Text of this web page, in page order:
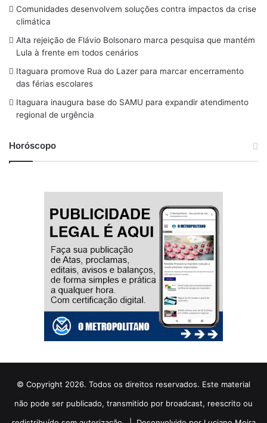
b
o
o
k
a
d
s
a
r
a
m
s
y
u
e
Comunidades desenvolvem soluções contra impactos da crise
climática
Alta rejeição de Flávio Bolsonaro marca pesquisa que mantém
Lula à frente em todos cenários
Itaguara promove Rua do Lazer para marcar encerramento
das férias escolares
Itaguara inaugura base do SAMU para expandir atendimento
regional de urgência
Horóscopo
© Copyright 2026. Todos os direitos reservados. Este material
não pode ser publicado, transmitido por broadcast, reescrito ou